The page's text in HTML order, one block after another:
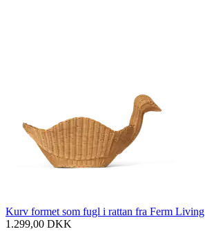
Kurv formet som fugl i rattan fra Ferm Living
1.299,00 DKK